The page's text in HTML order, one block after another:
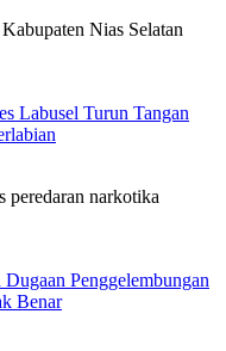
Nias Selatan
Labusel Turun Tangan
peredaran narkotika
Penggelembungan
Benar